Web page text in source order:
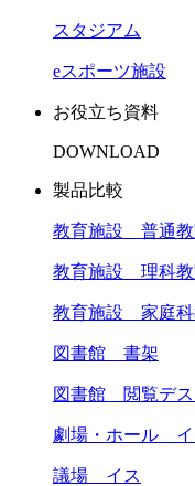
スタジアム
eスポーツ施設
お役立ち資料
DOWNLOAD
製品比較
教育施設 普通教
教育施設 理科教
教育施設 家庭科
図書館 書架
図書館 閲覧デス
劇場・ホール イ
議場 イス